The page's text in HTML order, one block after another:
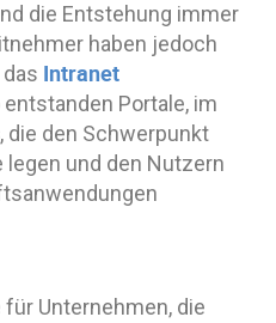
die Entstehung immer
haben jedoch
Intranet
Portale, im
, die den Schwerpunkt
und den Nutzern
Unternehmen, die